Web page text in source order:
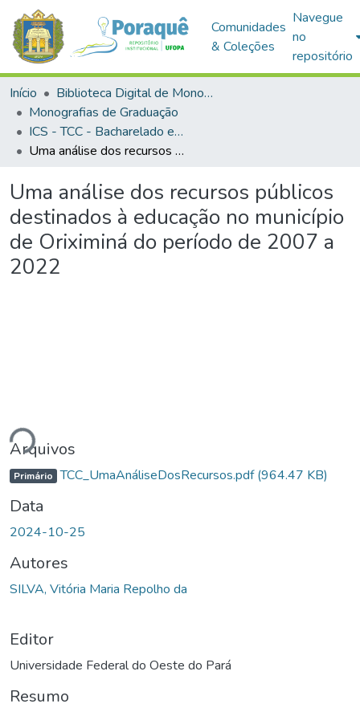
Comunidades
& Coleções
Navegue
no
repositório
Início
Biblioteca Digital de Monografias (BDM)
Monografias de Graduação
ICS - TCC - Bacharelado em Gestão Pública e Desenvolvimento Regional
Uma análise dos recursos públicos destinados à educação no município de Oriximiná do período de 2007 a 2022
Uma análise dos recursos públicos
destinados à educação no município
de Oriximiná do período de 2007 a
2022
Arquivos
Primário TCC_UmaAnáliseDosRecursos.pdf(964.47 KB)
Data
2024-10-25
Autores
SILVA, Vitória Maria Repolho da
Editor
Universidade Federal do Oeste do Pará
Resumo